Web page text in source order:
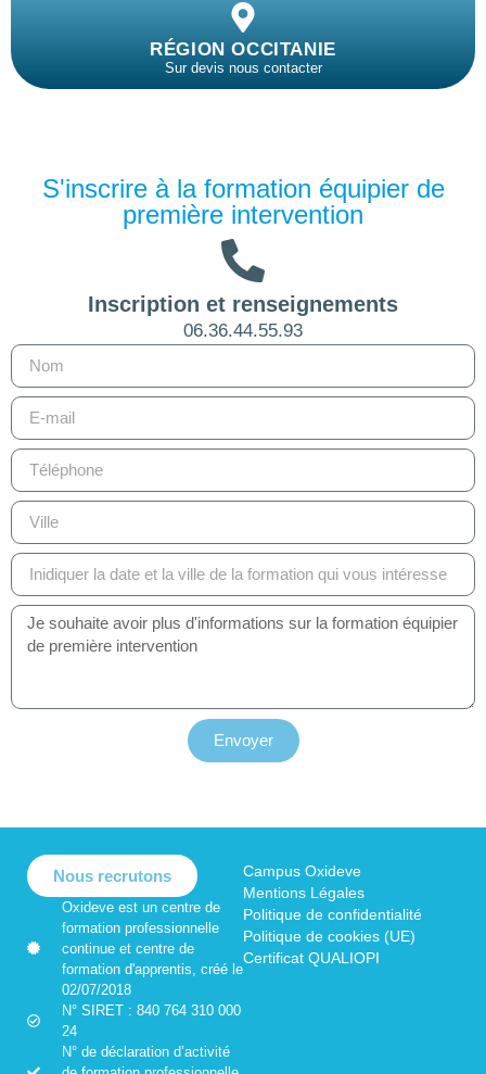
RÉGION OCCITANIE
Sur devis nous contacter
S'inscrire à la formation équipier de
première intervention
Inscription et renseignements
06.36.44.55.93
Envoyer
Nous recrutons
Oxideve est un centre de
formation professionnelle
continue et centre de
formation d'apprentis, créé le
02/07/2018
N° SIRET : 840 764 310 000
24
N° de déclaration d’activité
Campus Oxideve
Mentions Légales
Politique de confidentialité
Politique de cookies (UE)
Certificat QUALIOPI